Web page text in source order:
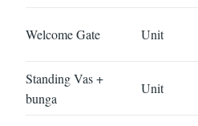
Welcome Gate Unit
Standing Vas +
bunga
Unit